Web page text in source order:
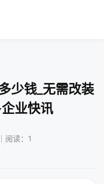
少钱_无需改装
业快讯
阅读：1